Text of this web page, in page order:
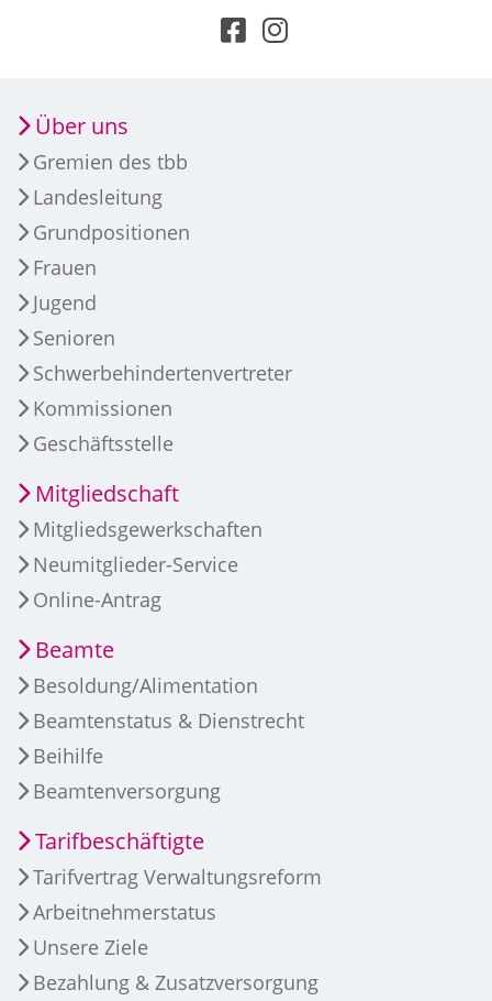
Über uns
Gremien des tbb
Landesleitung
Grundpositionen
Frauen
Jugend
Senioren
Schwerbehindertenvertreter
Kommissionen
Geschäftsstelle
Mitgliedschaft
Mitgliedsgewerkschaften
Neumitglieder-Service
Online-Antrag
Beamte
Besoldung/Alimentation
Beamtenstatus & Dienstrecht
Beihilfe
Beamtenversorgung
Tarifbeschäftigte
Tarifvertrag Verwaltungsreform
Arbeitnehmerstatus
Unsere Ziele
Bezahlung & Zusatzversorgung